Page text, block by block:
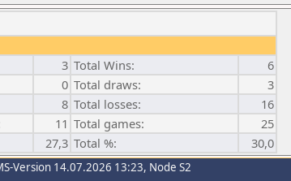
3 Total Wins:
6
0 Total draws:
3
8 Total losses:
16
11 Total games:
25
27,3 Total %: 30,0
Version 14.07.2026 13:23, Node S2